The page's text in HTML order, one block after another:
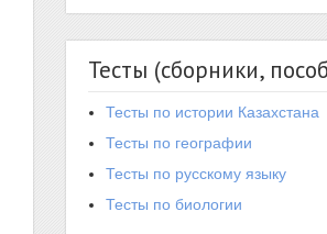
Тесты (сборники,
Тесты по истории Казахстана
Тесты по географии
Тесты по русскому языку
Тесты по биологии